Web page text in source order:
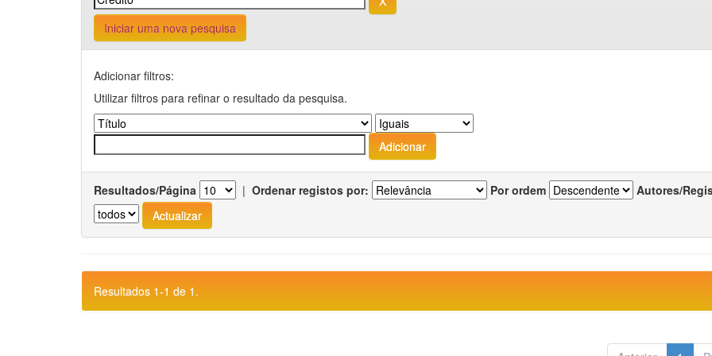
Iniciar uma nova pesquisa
Adicionar filtros:
Utilizar filtros para refinar o resultado da pesquisa.
Resultados/Página | Ordenar registos por: Por ordem Autores/
Resultados 1-1 de 1.